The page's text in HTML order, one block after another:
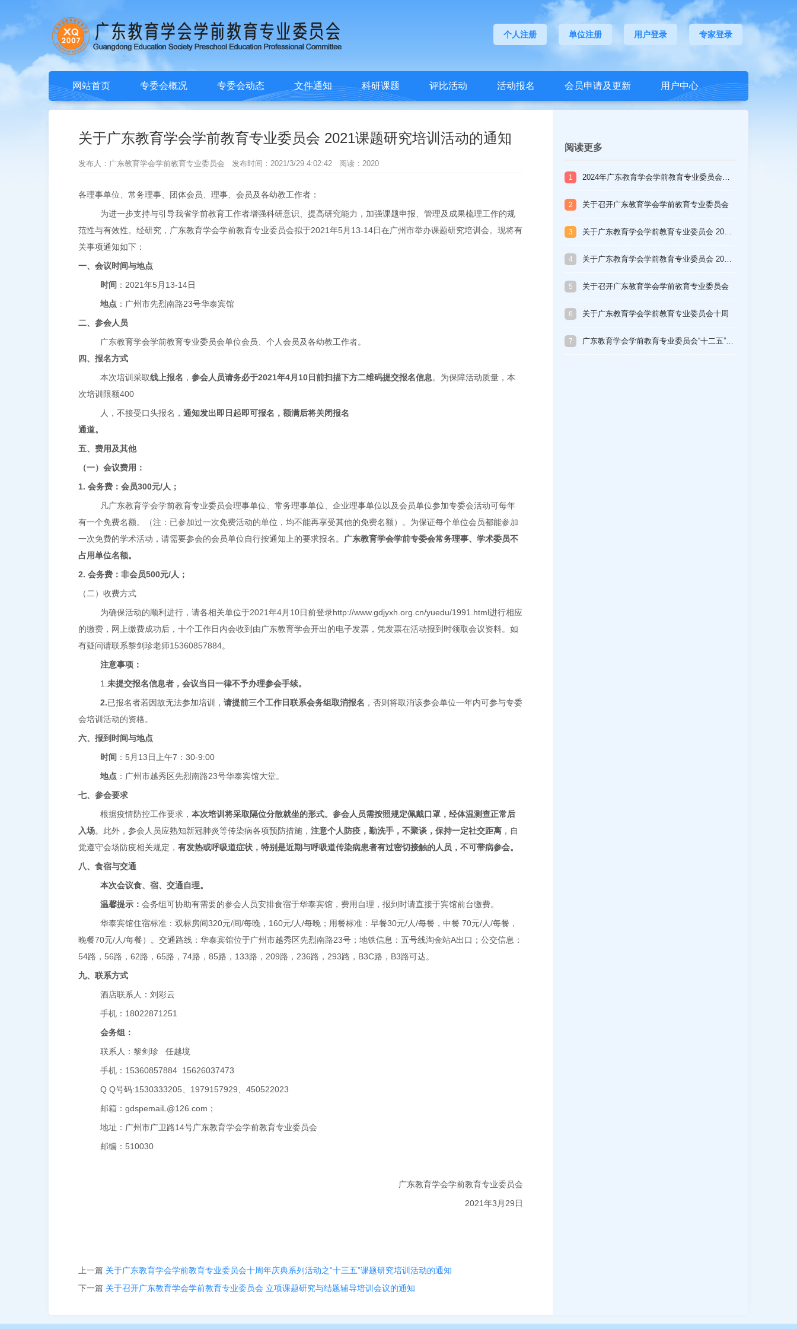
个人注册 单位注册 用户登录 专家登录
网站首页 专委会概况 专委会动态 文件通知 科研课题 评比活动 活动报名 会员申请及更新 用户中心
关于广东教育学会学前教育专业委员会 2021课题研究培训活动的通知
发布人：广东教育学会学前教育专业委员会 发布时间：2021/3/29 4:02:42 阅读：2020
各理事单位、常务理事、团体会员、理事、会员及各幼教工作者：
为进一步支持与引导我省学前教育工作者增强科研意识、提高研究能力，加强课题申报、管理及成果梳理工作的规
范性与有效性。经研究，广东教育学会学前教育专业委员会拟于2021年5 月 13-14日在广州市举办课题研究培训会。现将有
关事项通知如下：
一、 会议时间与地点
时间 ： 2021年5 月 13-14日
地点 ：广州市先烈南路23号华泰宾馆
二、 参会人员
广东教育学会学前教育专业委员会单位会员、个人会员及各幼教工作者。
四、报名方式
本次培训采取线上报名 ，参会人员请务必于2021年4月 10日前扫描下方二维码提交报名信息。为保障活动质量，本
次培训限额400
人，不接受口头报名，通知发出即日起即可报名，额满后将关闭报名
通道。
五、费用及其他
（一）会议费用：
1. 会务费：会员300元/人；
凡广东教育学会学前教育专业委员会理事单位、常务理事单位、企业理事单位以及会员单位参加专委会活动可每年
有一个免费名额。（注：已参加过一次免费活动的单位，均不能再享受其他的免费名额）。为保证每个单位会员都能参加
一次免费的学术活动，请需要参会的会员单位自行按通知上的要求报名。 广东教育学会学前专委会常务理事、学术委员不
占用单位名额。
2. 会务费：非会员500元/人；
（二）收费方式
为确保活动的顺利进行，请各相关单位于2021年4月10日前登录http://www.gdjyxh.org.cn/yuedu/1991.html进行相应
的缴费，网上缴费成功后，十个工作日内会收到由广东教育学会开出的电子发票，凭发票在活动报到时领取会议资料。如
有疑问请联系黎剑珍老师15360857884。
注意事项：
1.未提交报名信息者，会议当日一律不予办理参会手续。
2.已报名者若因故无法参加培训，请提前三个工作日联系会务组取消报名 ，否则将取消该参会单位一年内可参与专委
会培训活动的资格。
六、报到时间与地点
时间 ：5 月 13日上午7 ：30-9:00
地点 ：广州市越秀区先烈南路23号华泰宾馆大堂。
七、参会要求
根据疫情防控工作要求，本次培训将采取隔位分散就坐的形式。参会人员需按照规定佩戴口罩，经体温测查正常后
入场。此外，参会人员应熟知新冠肺炎等传染病各项预防措施， 注意个人防疫，勤洗手，不聚谈，保持一定社交距离 ，自
觉遵守会场防疫相关规定， 有发热或呼吸道症状，特别是近期与呼吸道传染病患者有过密切接触的人员，不可带病参会。
八、食宿与交通
本次会议食、宿、交通自理。
温馨提示：会务组可协助有需要的参会人员安排食宿于华泰宾馆，费用自理，报到时请直接于宾馆前台缴费。
华泰宾馆住宿标准：双标房间320元/间/每晚， 160元/人/每晚；用餐标准：早餐30元/人/每餐，中餐70元/人/每餐，
晚餐70元/人/每餐）。交通路线：华泰宾馆位于广州市越秀区先烈南路23号；地铁信息：五号线淘金站A出口；公交信息：
54路， 56路， 62路， 65路， 74路， 85路， 133路， 209路， 236路， 293路， B3C路， B3路可达。
九、联系方式
酒店联系人：刘彩云
手机： 18022871251
会务组：
联系人：黎剑珍
任越境
手机： 15360857884 15626037473
Q Q号码:1530333205 1979157929 、450522023
邮箱：gdspemaiL@126.com ；
地址：广州市广卫路14号广东教育学会学前教育专业委员会
邮编：510030
广东教育学会学前教育专业委员会
2021年3 月 29日
上一篇 关于广东教育学会学前教育专业委员会十周年庆典系列活动之“十三五”课题研究培训活动的通知
下一篇 关于召开广东教育学会学前教育专业委员会 立项课题研究与结题辅导培训会议的通知
阅读更多
1 2024年广东教育学会学前教育专业委员会…
2 关于召开广东教育学会学前教育专业委员会
…
3 关于广东教育学会学前教育专业委员会 20…
4 关于广东教育学会学前教育专业委员会 20…
5 关于召开广东教育学会学前教育专业委员会
…
6 关于广东教育学会学前教育专业委员会十周
年…
7 广东教育学会学前教育专业委员会“十二五”…